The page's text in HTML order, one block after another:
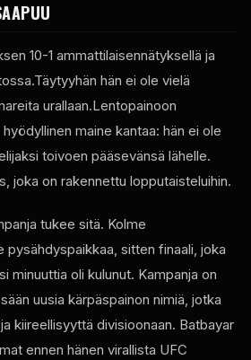
10-1 ammattilaisennätyksellä ja
hän ei ole vielä
urallaan.Lentopainoon
maine kantaa: hän ei ole
toivoen pääsevänsä lähelle.
joka on rakennettu lopputaisteluihin.
tukee sitä. Kolme
pysähdyspaikkaa, sitten finaali, joka
minuuttia oli kulunut. Kampanja on
uusia kärpäspainon nimiä, jotka
kiireellisyyttä divisioonaan. Batbayar
ennen hänen virallista UFC